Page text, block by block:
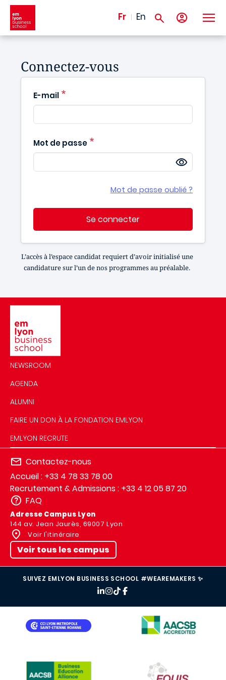
Aller au contenu principal
Fr En
Connectez-vous
E-mail
Mot de passe
Mot de passe oublié ?
Se connecter
L’accès à l’espace candidat requiert d’avoir initialisé une
candidature sur l’un de nos programmes au préalable.
NEWSROOM
AGENDA
ALUMNI
FAIRE UN DON À LA FONDATION EMLYON
EMLYON RECRUTE
Contactez-nous
Accueil : +33 4 78 33 78 00
Recrutement & Admissions : +33 4 12 05 87 20
FAQ
Adresse Campus Lyon
144 av. Jean Jaurès, 69007 Lyon
Voir l'itinéraire
Voir tous les campus
SUIVEZ EMLYON BUSINESS SCHOOL #WEAREMAKERS ✨
IMAGE